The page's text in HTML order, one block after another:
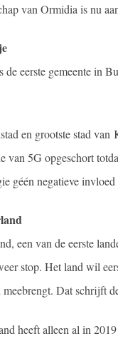
van Ormidia is nu
de eerste gemeente in
en grootste stad
van 5G opgeschort
géén negatieve
een van de eerste
stop. Het land wil
meebrengt. Dat schrijft
heeft alleen al in